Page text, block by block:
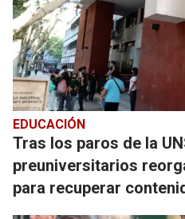
EDUCACIÓN
Tras los paros de la
preuniversitarios
para recuperar